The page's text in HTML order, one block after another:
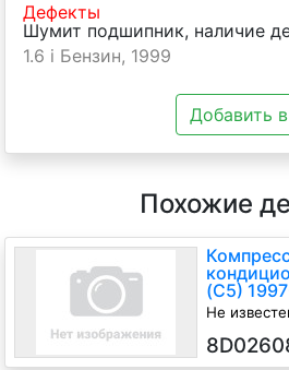
Дефекты
Шумит подшипник, наличие
1.6 i Бензин, 1999
Добавить
Похожие
(C5)
Не
вариатор,